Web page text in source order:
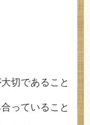
切であること
っていること